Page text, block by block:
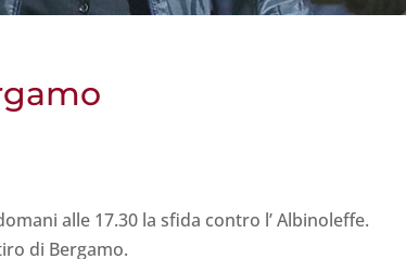
alle 17.30 la sfida contro l’ Albinoleffe.
di Bergamo.